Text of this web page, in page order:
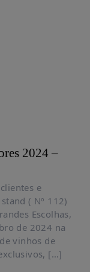
2024 –
e
( Nº 112)
Escolhas,
de 2024 na
vinhos de
[…]